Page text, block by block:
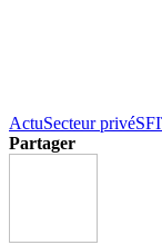
La
ActuSecteur privéSFI
Partager